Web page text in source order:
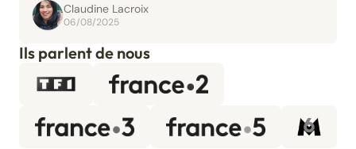
Claudine Lacroix
06/08/2025
Ils parlent de nous